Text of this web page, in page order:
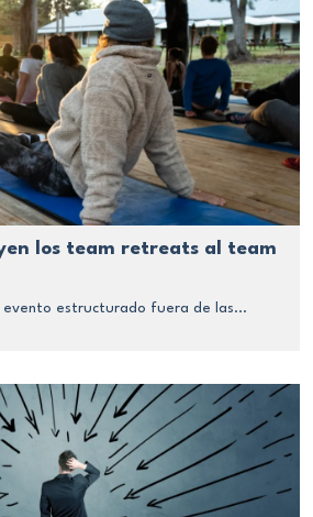
los team retreats al team
estructurado fuera de las...